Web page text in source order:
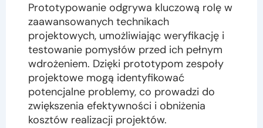
Prototypowanie odgrywa kluczową rolę w
zaawansowanych technikach
projektowych, umożliwiając weryfikację i
testowanie pomysłów przed ich pełnym
wdrożeniem. Dzięki prototypom zespoły
projektowe mogą identyfikować
potencjalne problemy, co prowadzi do
zwiększenia efektywności i obniżenia
kosztów realizacji projektów.